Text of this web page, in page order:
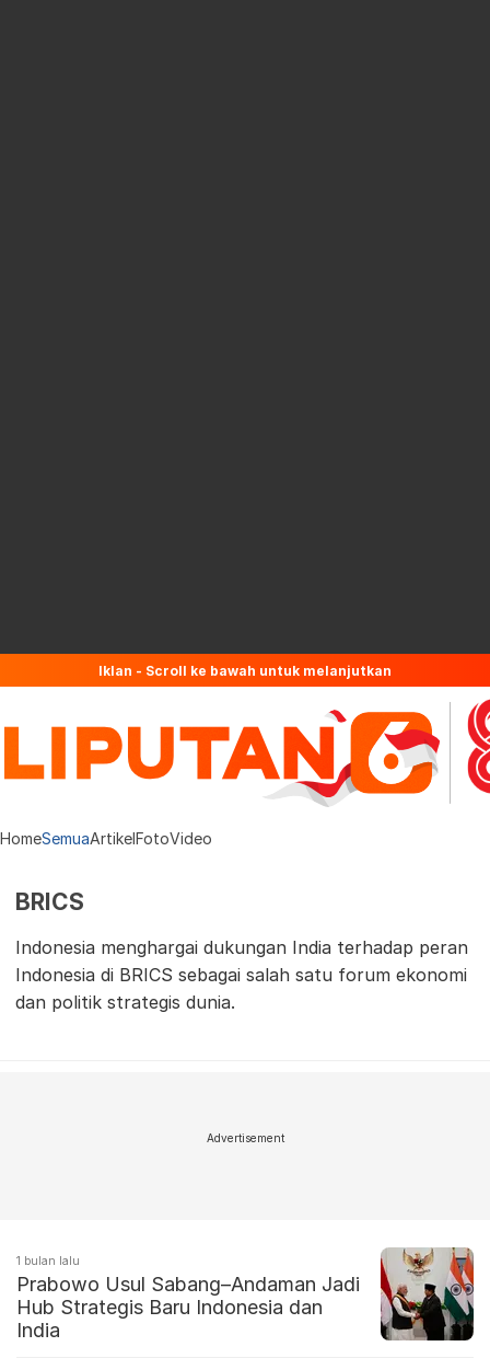
Iklan - Scroll ke bawah untuk melanjutkan
HomeSemuaArtikelFotoVideo
BRICS
Indonesia menghargai dukungan India terhadap peran
Indonesia di BRICS sebagai salah satu forum ekonomi
dan politik strategis dunia.
Advertisement
1 bulan lalu
Prabowo Usul Sabang–Andaman Jadi
Hub Strategis Baru Indonesia dan
India